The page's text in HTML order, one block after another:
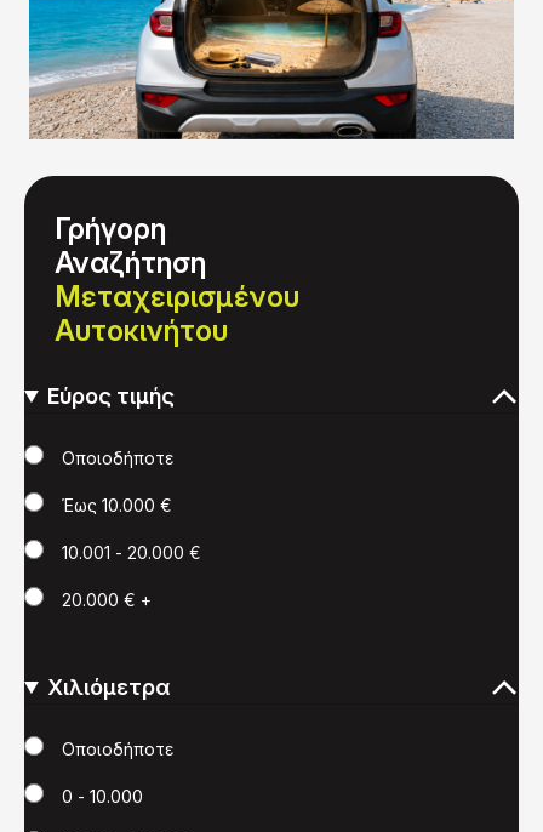
Γρήγορη
Αναζήτηση
Μεταχειρισμένου
Αυτοκινήτου
Εύρος τιμής
ΤιμήΟποιοδήποτε
Έως 10.000 €
10.001 - 20.000 €
20.000 € +
Χιλιόμετρα
Χιλιόμετρα
Οποιοδήποτε
0 - 10.000